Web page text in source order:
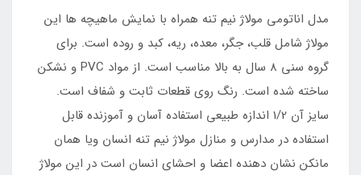
مدل اناتومی مولاژ نیم تنه همراه با نمایش ماهیچه ها این
مولاژ شامل قلب، جگر، معده، ریه، کبد و روده است. برای
گروه سنی 8 سال به بالا مناسب است. از مواد PVC و نشکن
ساخته شده است. رنگ روی قطعات ثابت و شفاف است.
سایز آن 1/2 اندازه طبیعی استفاده آسان و آموزنده قابل
استفاده در مدارس و منازل مولاژ نیم تنه انسان ویا همان
مانکن نشان دهنده اعضا و احشای انسان است در این مولاژ